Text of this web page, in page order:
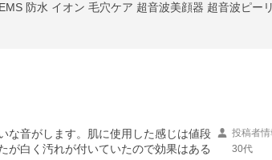
防水 イオン 毛穴ケア 超音波美顔器 超音波ピー
な音がします。肌に使用した感じは値段
が白く汚れが付いていたので効果はある
投稿者情
30代